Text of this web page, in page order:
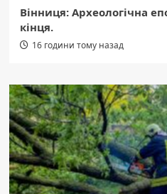
Вінниця: Археологічна
кінця.
16 години тому назад